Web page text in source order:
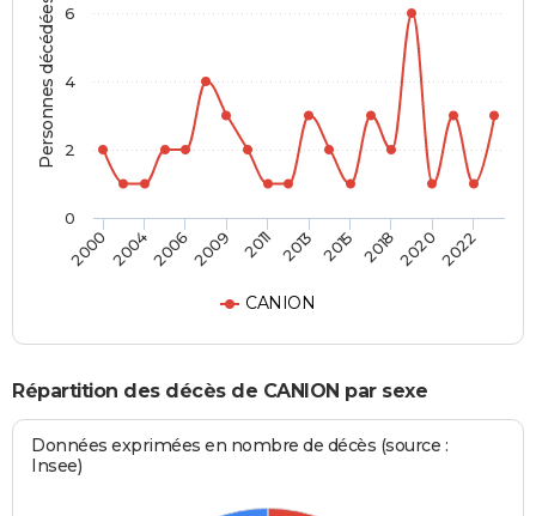
Personnes décédées
CANION
2000200420062009 2011 2013 2015 201820202022
0
2
4
6
Répartition des décès de CANION par sexe
Données exprimées en nombre de décès (source :
Insee)